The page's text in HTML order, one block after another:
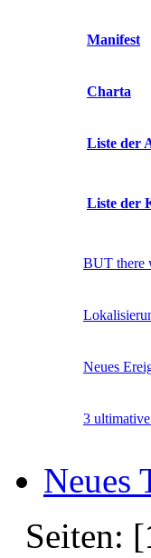
Manifest
Charta
Liste der
Liste der
BUT there
Neues
3
Neues
Seiten: [